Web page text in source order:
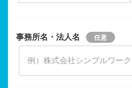
事務所名・法人名